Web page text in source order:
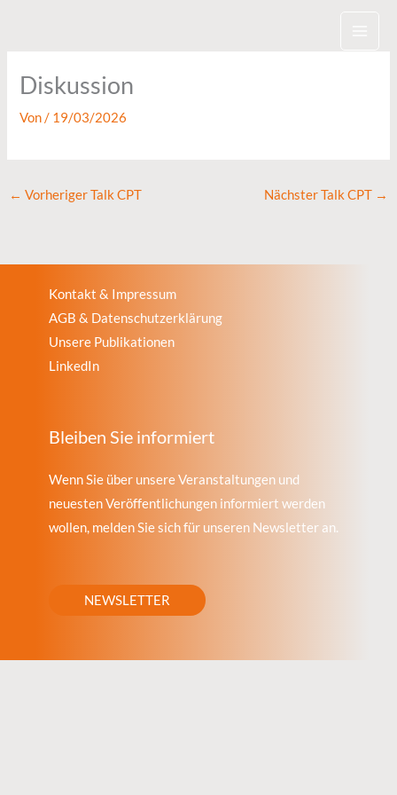
Diskussion
Von/ 19/03/2026
← Vorheriger Talk CPT Nächster Talk CPT →
Kontakt & Impressum
AGB & Datenschutzerklärung
Unsere Publikationen
LinkedIn
Bleiben Sie informiert
Wenn Sie über unsere Veranstaltungen und
neuesten Veröffentlichungen informiert werden
wollen, melden Sie sich für unseren Newsletter an.
NEWSLETTER